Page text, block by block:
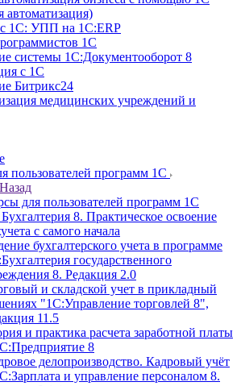
автоматизация)
с 1С: УПП на 1С:ERP
1С
системы 1С:Документооборот 8
с 1С
Битрикс24
медицинских учреждений и
пользователей программ 1С
Назад
для пользователей программ 1С
8. Практическое освоение
с самого начала
бухгалтерского учета в программе
государственного
8. Редакция 2.0
и складской учет в прикладный
"1С:Управление торговлей 8",
11.5
и практика расчета заработной платы
8
делопроизводство. Кадровый учёт
и управление персоналом 8.